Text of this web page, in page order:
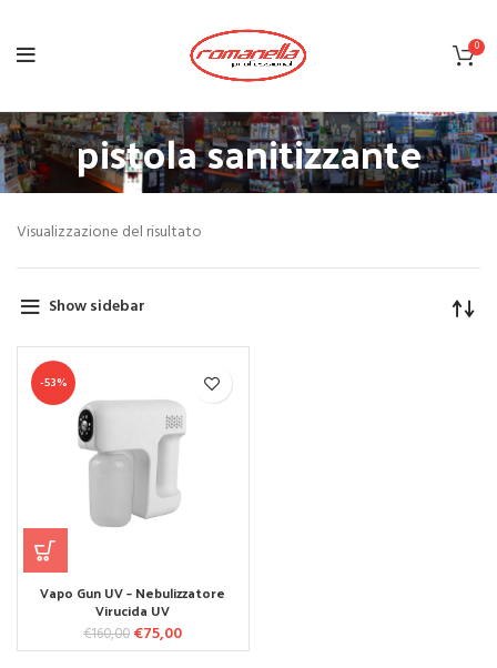
0
pistola sanitizzante
Visualizzazione del risultato
Show sidebar
-53%
Vapo Gun UV – Nebulizzatore
Virucida UV
€160,00 Il prezzo
originale era:
€75,00
attuale è: